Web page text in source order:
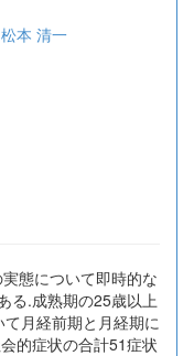
松本 清一
態について即時的な
る.成熟期の25歳以上
月経前期と月経期に
的症状の合計51症状